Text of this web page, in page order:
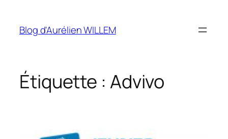
contenu
Blog d'Aurélien WILLEM
Étiquette : Advivo